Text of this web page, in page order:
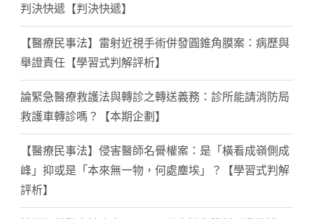
判決快遞【判決快遞】
【醫療民事法】雷射近視手術併發圓錐角膜案：病歷與
舉證責任【學習式判解評析】
論緊急醫療救護法與轉診之轉送義務：診所能請消防局
救護車轉診嗎？【本期企劃】
【醫療民事法】侵害醫師名譽權案：是「橫看成嶺側成
峰」抑或是「本來無一物，何處塵埃」？【學習式判解
評析】